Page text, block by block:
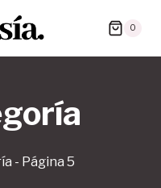
0
- Página 5